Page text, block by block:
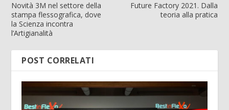
Novità 3M nel settore della
stampa flessografica, dove
la Scienza incontra
l’Artigianalità
Future Factory 2021. Dalla
teoria alla pratica
POST CORRELATI